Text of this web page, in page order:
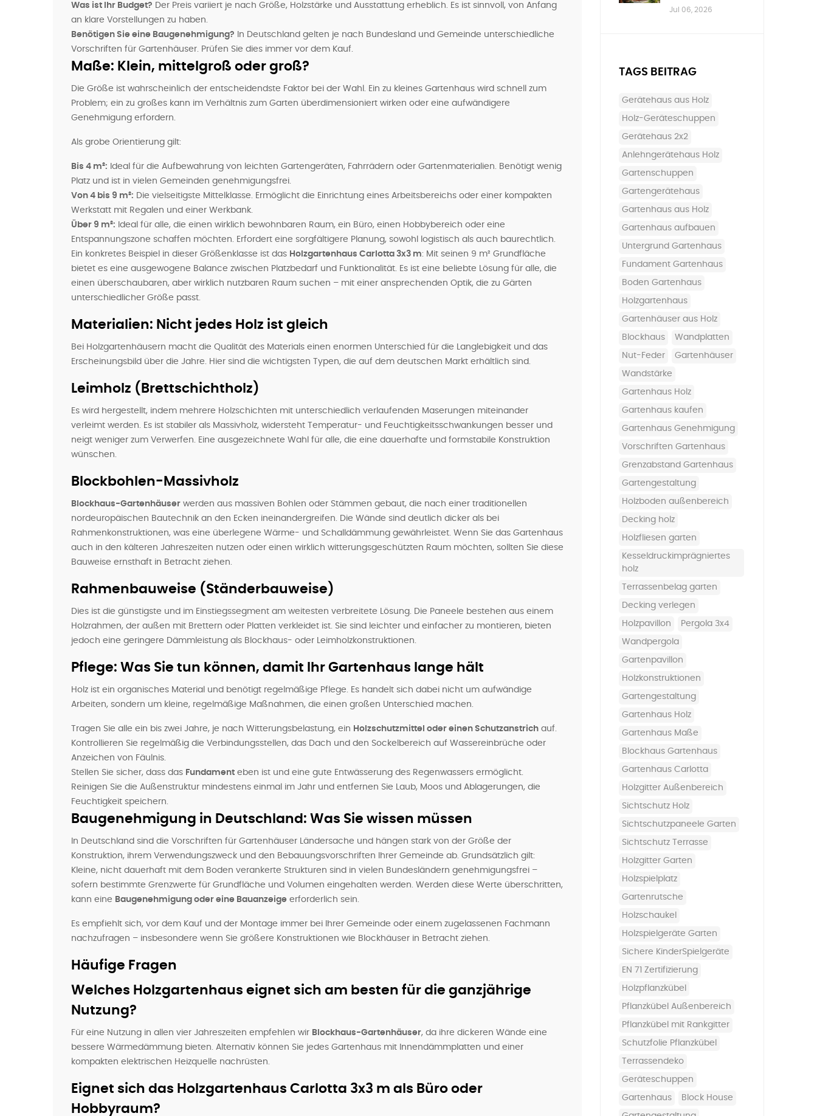
Was ist Ihr Budget? Der Preis variiert je nach Größe, Holzstärke und Ausstattung erheblich. Es ist sinnvoll, von Anfang
an klare Vorstellungen zu haben.
Benötigen Sie eine Baugenehmigung? In Deutschland gelten je nach Bundesland und Gemeinde unterschiedliche
Vorschriften für Gartenhäuser. Prüfen Sie dies immer vor dem Kauf.
Maße: Klein, mittelgroß oder groß?
Die Größe ist wahrscheinlich der entscheidendste Faktor bei der Wahl. Ein zu kleines Gartenhaus wird schnell zum
Problem; ein zu großes kann im Verhältnis zum Garten überdimensioniert wirken oder eine aufwändigere
Genehmigung erfordern.
Als grobe Orientierung gilt:
Bis 4 m²: Ideal für die Aufbewahrung von leichten Gartengeräten, Fahrrädern oder Gartenmaterialien. Benötigt wenig
Platz und ist in vielen Gemeinden genehmigungsfrei.
Von 4 bis 9 m²: Die vielseitigste Mittelklasse. Ermöglicht die Einrichtung eines Arbeitsbereichs oder einer kompakten
Werkstatt mit Regalen und einer Werkbank.
Über 9 m²: Ideal für alle, die einen wirklich bewohnbaren Raum, ein Büro, einen Hobbybereich oder eine
Entspannungszone schaffen möchten. Erfordert eine sorgfältigere Planung, sowohl logistisch als auch baurechtlich.
Ein konkretes Beispiel in dieser Größenklasse ist das Holzgartenhaus Carlotta 3x3 m: Mit seinen 9 m² Grundfläche
bietet es eine ausgewogene Balance zwischen Platzbedarf und Funktionalität. Es ist eine beliebte Lösung für alle, die
einen überschaubaren, aber wirklich nutzbaren Raum suchen – mit einer ansprechenden Optik, die zu Gärten
unterschiedlicher Größe passt.
Materialien: Nicht jedes Holz ist gleich
Bei Holzgartenhäusern macht die Qualität des Materials einen enormen Unterschied für die Langlebigkeit und das
Erscheinungsbild über die Jahre. Hier sind die wichtigsten Typen, die auf dem deutschen Markt erhältlich sind.
Leimholz (Brettschichtholz)
Es wird hergestellt, indem mehrere Holzschichten mit unterschiedlich verlaufenden Maserungen miteinander
verleimt werden. Es ist stabiler als Massivholz, widersteht Temperatur- und Feuchtigkeitsschwankungen besser und
neigt weniger zum Verwerfen. Eine ausgezeichnete Wahl für alle, die eine dauerhafte und formstabile Konstruktion
wünschen.
Blockbohlen-Massivholz
Blockhaus-Gartenhäuser werden aus massiven Bohlen oder Stämmen gebaut, die nach einer traditionellen
nordeuropäischen Bautechnik an den Ecken ineinandergreifen. Die Wände sind deutlich dicker als bei
Rahmenkonstruktionen, was eine überlegene Wärme- und Schalldämmung gewährleistet. Wenn Sie das Gartenhaus
auch in den kälteren Jahreszeiten nutzen oder einen wirklich witterungsgeschützten Raum möchten, sollten Sie diese
Bauweise ernsthaft in Betracht ziehen.
Rahmenbauweise (Ständerbauweise)
Dies ist die günstigste und im Einstiegssegment am weitesten verbreitete Lösung. Die Paneele bestehen aus einem
Holzrahmen, der außen mit Brettern oder Platten verkleidet ist. Sie sind leichter und einfacher zu montieren, bieten
jedoch eine geringere Dämmleistung als Blockhaus- oder Leimholzkonstruktionen.
Pflege: Was Sie tun können, damit Ihr Gartenhaus lange hält
Holz ist ein organisches Material und benötigt regelmäßige Pflege. Es handelt sich dabei nicht um aufwändige
Arbeiten, sondern um kleine, regelmäßige Maßnahmen, die einen großen Unterschied machen.
Tragen Sie alle ein bis zwei Jahre, je nach Witterungsbelastung, ein Holzschutzmittel oder einen Schutzanstrich auf.
Kontrollieren Sie regelmäßig die Verbindungsstellen, das Dach und den Sockelbereich auf Wassereinbrüche oder
Anzeichen von Fäulnis.
Stellen Sie sicher, dass das Fundament eben ist und eine gute Entwässerung des Regenwassers ermöglicht.
Reinigen Sie die Außenstruktur mindestens einmal im Jahr und entfernen Sie Laub, Moos und Ablagerungen, die
Feuchtigkeit speichern.
Baugenehmigung in Deutschland: Was Sie wissen müssen
In Deutschland sind die Vorschriften für Gartenhäuser Ländersache und hängen stark von der Größe der
Konstruktion, ihrem Verwendungszweck und den Bebauungsvorschriften Ihrer Gemeinde ab. Grundsätzlich gilt:
Kleine, nicht dauerhaft mit dem Boden verankerte Strukturen sind in vielen Bundesländern genehmigungsfrei –
sofern bestimmte Grenzwerte für Grundfläche und Volumen eingehalten werden. Werden diese Werte überschritten,
kann eine Baugenehmigung oder eine Bauanzeige erforderlich sein.
Es empfiehlt sich, vor dem Kauf und der Montage immer bei Ihrer Gemeinde oder einem zugelassenen Fachmann
nachzufragen – insbesondere wenn Sie größere Konstruktionen wie Blockhäuser in Betracht ziehen.
Häufige Fragen
Welches Holzgartenhaus eignet sich am besten für die ganzjährige
Nutzung?
Für eine Nutzung in allen vier Jahreszeiten empfehlen wir Blockhaus-Gartenhäuser, da ihre dickeren Wände eine
bessere Wärmedämmung bieten. Alternativ können Sie jedes Gartenhaus mit Innendämmplatten und einer
kompakten elektrischen Heizquelle nachrüsten.
Eignet sich das Holzgartenhaus Carlotta 3x3 m als Büro oder
Hobbyraum?
Genehmigungen &
Jul 06, 2026
TAGS BEITRAG
Gerätehaus aus Holz
Holz-Geräteschuppen
Gerätehaus 2x2
Anlehngerätehaus Holz
Gartenschuppen
Gartengerätehaus
Gartenhaus aus Holz
Gartenhaus aufbauen
Untergrund Gartenhaus
Fundament Gartenhaus
Boden Gartenhaus
Holzgartenhaus
Gartenhäuser aus Holz
Blockhaus Wandplatten
Nut-Feder Gartenhäuser
Wandstärke
Gartenhaus Holz
Gartenhaus kaufen
Gartenhaus Genehmigung
Vorschriften Gartenhaus
Grenzabstand Gartenhaus
Gartengestaltung
holzboden außenbereich
decking holz
holzfliesen garten
kesseldruckimprägniertes
holz
terrassenbelag garten
decking verlegen
holzpavillon pergola 3x4
wandpergola
gartenpavillon
holzkonstruktionen
gartengestaltung
Gartenhaus Holz
Gartenhaus Maße
Blockhaus Gartenhaus
Gartenhaus Carlotta
Holzgitter Außenbereich
Sichtschutz Holz
Sichtschutzpaneele Garten
Sichtschutz Terrasse
Holzgitter Garten
Holzspielplatz
Gartenrutsche
Holzschaukel
Holzspielgeräte Garten
sichere KinderSpielgeräte
EN 71 Zertifizierung
Holzpflanzkübel
Pflanzkübel Außenbereich
Pflanzkübel mit Rankgitter
Schutzfolie Pflanzkübel
Terrassendeko
Geräteschuppen
Gartenhaus Block House